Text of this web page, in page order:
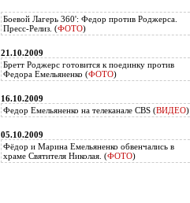
Боевой Лагерь 360': Федор против Роджерса.
Пресс-Релиз. (ФОТО)
21.10.2009
Бретт Роджерс готовится к поединку против
Федора Емельяненко (ФОТО)
16.10.2009
Федор Емельяненко на телеканале CBS (ВИДЕО)
05.10.2009
Фёдор и Марина Емельяненко обвенчались в
храме Святителя Николая. (ФОТО)